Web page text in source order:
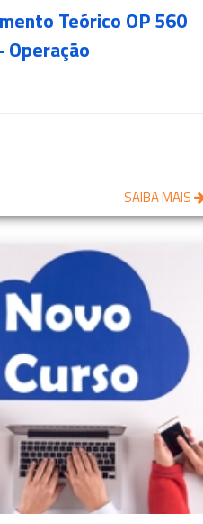
Teórico OP 560
Operação
SAIBA MAIS